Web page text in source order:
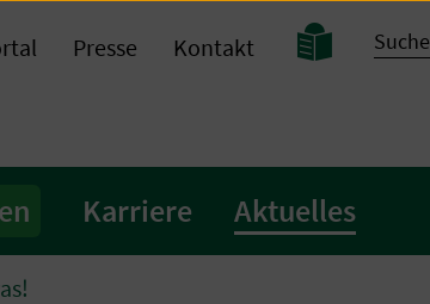
Presse Kontakt
Leichte
Sprache
Suche
Karriere Aktuelles